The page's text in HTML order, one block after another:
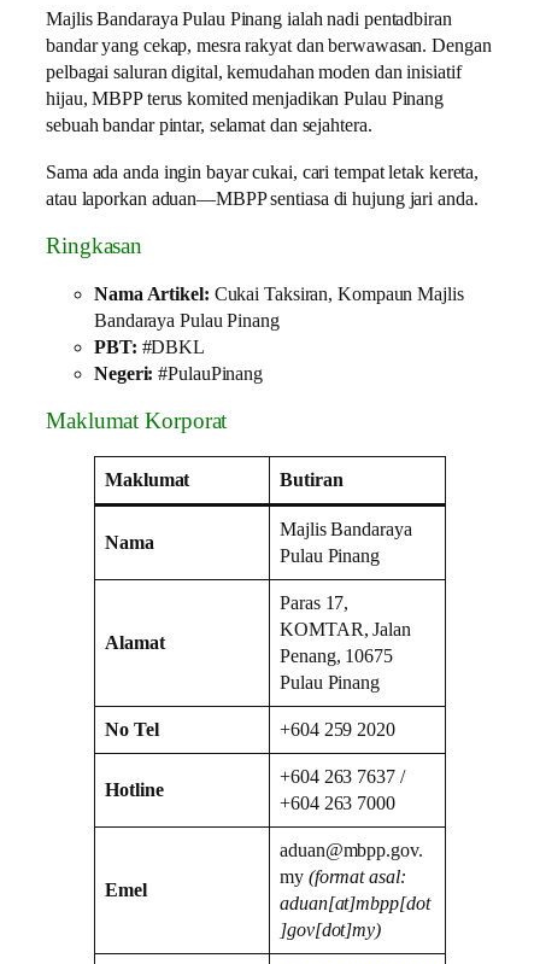
Majlis Bandaraya Pulau Pinang ialah nadi pentadbiran
bandar yang cekap, mesra rakyat dan berwawasan. Dengan
pelbagai saluran digital, kemudahan moden dan inisiatif
hijau, MBPP terus komited menjadikan Pulau Pinang
sebuah bandar pintar, selamat dan sejahtera.
Sama ada anda ingin bayar cukai, cari tempat letak kereta,
atau laporkan aduan—MBPP sentiasa di hujung jari anda.
Ringkasan
Nama Artikel: Cukai Taksiran, Kompaun Majlis
Bandaraya Pulau Pinang
PBT: #DBKL
Negeri: #PulauPinang
Maklumat Korporat
Maklumat Butiran
Nama
Majlis Bandaraya
Pulau Pinang
Alamat
Paras 17,
KOMTAR, Jalan
Penang, 10675
Pulau Pinang
No Tel +604 259 2020
Hotline
+604 263 7637 /
+604 263 7000
Emel
aduan@mbpp.gov.
my (format asal:
aduan[at]mbpp[dot
]gov[dot]my)